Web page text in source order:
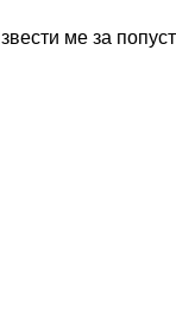
ме за попуст